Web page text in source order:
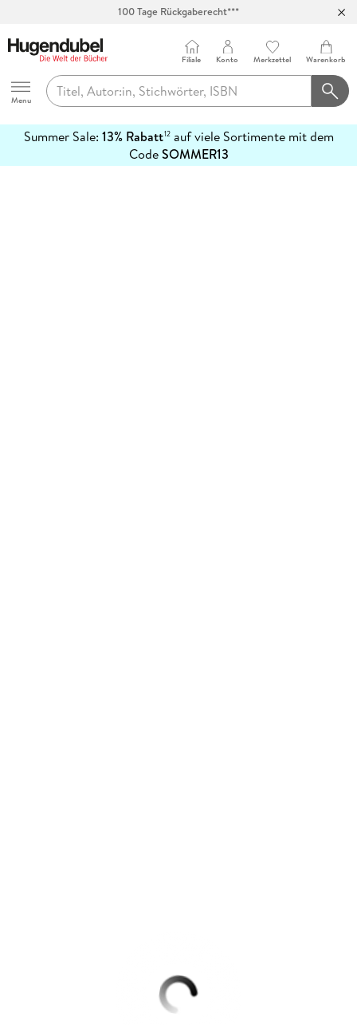
100 Tage Rückgaberecht***
Hugendubel
Menu
Filiale Konto Merkzettel Warenkorb
Summer Sale: 13% Rabatt12auf viele Sortimente mit dem
CodeSOMMER13
erfahren